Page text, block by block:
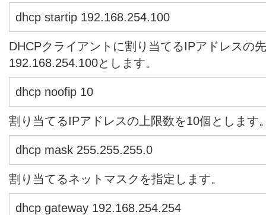
dhcp startip 192.168.254.100
DHCPクライアントに割り当てるIPアドレスの
192.168.254.100とします。
dhcp noofip 10
割り当てるIPアドレスの上限数を10個とします
dhcp mask 255.255.255.0
割り当てるネットマスクを指定します。
dhcp gateway 192.168.254.254